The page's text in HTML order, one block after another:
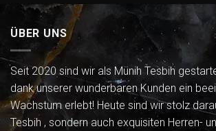
ÜBER UNS
Seit 2020 sind wir als Münih Tesbih
dank unserer wunderbaren Kunden ein
Wachstum erlebt! Heute sind wir stolz
Tesbih , sondern auch exquisiten Herren-